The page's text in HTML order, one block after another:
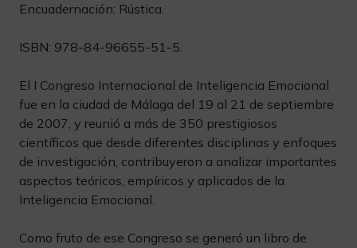
Encuadernación: Rústica.
ISBN: 978-84-96655-51-5.
El I Congreso Internacional de Inteligencia Emocional
fue en la ciudad de Málaga del 19 al 21 de septiembre
de 2007, y reunió a más de 350 prestigiosos
científicos que desde diferentes disciplinas y enfoques
de investigación, contribuyeron a analizar importantes
aspectos teóricos, empíricos y aplicados de la
Inteligencia Emocional.
Como fruto de ese Congreso se generó un libro de